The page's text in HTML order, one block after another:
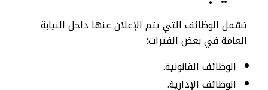
تشمل الوظائف التي يتم الإعلان عنها داخل النيابة
العامة في بعض الفترات:
الوظائف القانونية.
الوظائف الإدارية.